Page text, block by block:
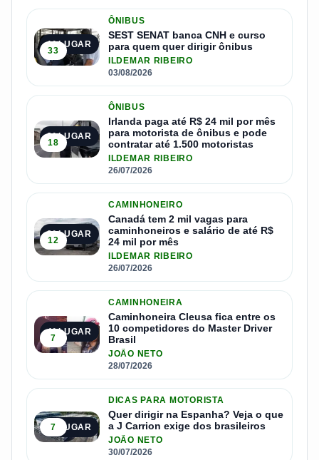
1º LUGAR
33
ÔNIBUS
SEST SENAT banca CNH e curso
para quem quer dirigir ônibus
ILDEMAR RIBEIRO
03/08/2026
2º LUGAR
18
ÔNIBUS
Irlanda paga até R$ 24 mil por mês
para motorista de ônibus e pode
contratar até 1.500 motoristas
ILDEMAR RIBEIRO
26/07/2026
3º LUGAR
12
CAMINHONEIRO
Canadá tem 2 mil vagas para
caminhoneiros e salário de até R$
24 mil por mês
ILDEMAR RIBEIRO
26/07/2026
4º LUGAR
7
CAMINHONEIRA
Caminhoneira Cleusa fica entre os
10 competidores do Master Driver
Brasil
JOÃO NETO
28/07/2026
5º LUGAR
7
DICAS PARA MOTORISTA
Quer dirigir na Espanha? Veja o que
a J Carrion exige dos brasileiros
JOÃO NETO
30/07/2026